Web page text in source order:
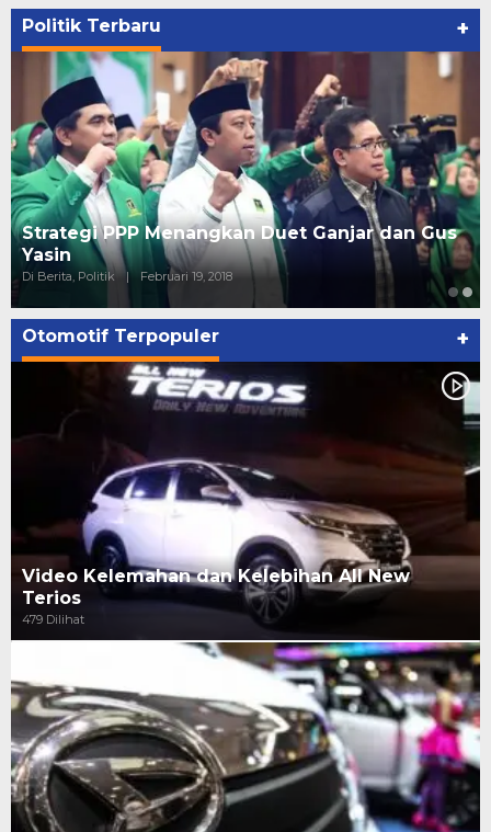
Politik Terbaru +
Strategi PPP Menangkan Duet Ganjar dan Gus
Yasin
Di Berita, Politik | Februari 19, 2018
Otomotif Terpopuler +
Video Kelemahan dan Kelebihan All New
Terios
479 Dilihat